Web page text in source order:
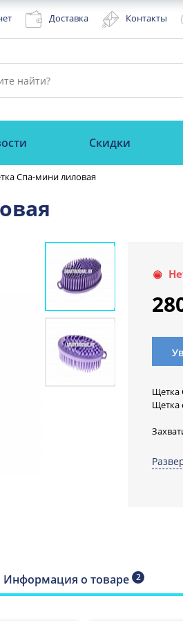
Доставка Контакты
Скидки
Спа-мини лиловая
Щетка
Щетка
Информация о товаре 2